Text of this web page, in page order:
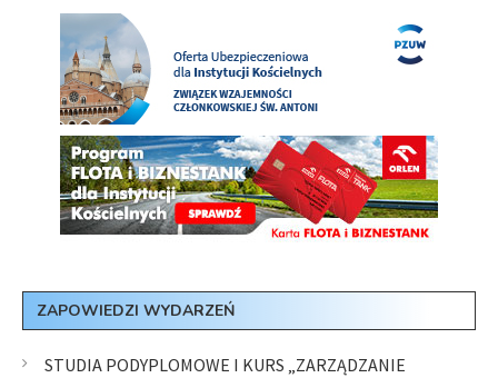
ZAPOWIEDZI WYDARZEŃ
STUDIA PODYPLOMOWE I KURS „ZARZĄDZANIE